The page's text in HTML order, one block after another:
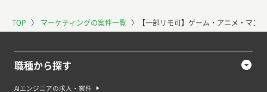
TOP 〉 マーケティングの案件一覧 〉 【一部リモ可】ゲーム・アニメ・マン
職種から探す
AIエンジニアの求人・案件